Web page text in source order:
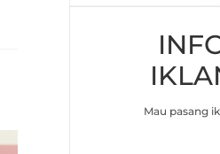
Mau pasang